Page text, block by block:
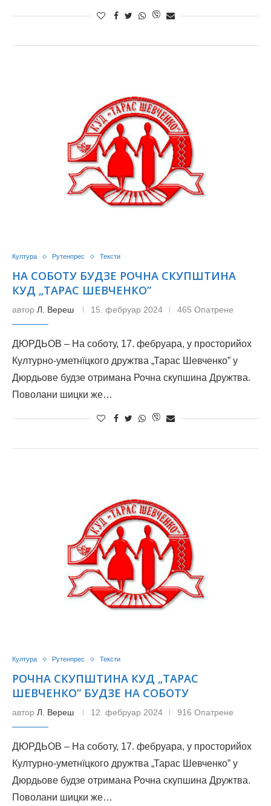
Култура Рутенпрес Тексти
НА СОБОТУ БУДЗЕ РОЧНА СКУПШТИНА
КУД „ТАРАС ШЕВЧЕНКО”
автор Л. Вереш 15. фебруар 2024 465 Опатрене
ДЮРДЬОВ – На соботу, 17. фебруара, у просторийох
Културно-уметнїцкого дружтва „Тарас Шевченко” у
Дюрдьове будзе отримана Рочна скупшина Дружтва.
Поволани шицки же…
Култура Рутенпрес Тексти
РОЧНА СКУПШТИНА КУД „ТАРАС
ШЕВЧЕНКО” БУДЗЕ НА СОБОТУ
автор Л. Вереш 12. фебруар 2024 916 Опатрене
ДЮРДЬОВ – На соботу, 17. фебруара, у просторийох
Културно-уметнїцкого дружтва „Тарас Шевченко” у
Дюрдьове будзе отримана Рочна скупшина Дружтва.
Поволани шицки же…